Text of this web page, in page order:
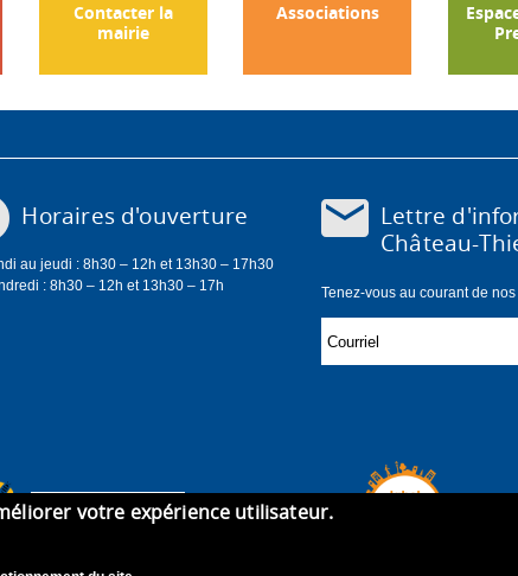
Contacter la
mairie
Associations
Horaires d'ouverture
au jeudi : 8h30 – 12h et 13h30 – 17h30
: 8h30 – 12h et 13h30 – 17h
Lettre
Château-
Tenez-vous au courant de
votre expérience utilisateur.